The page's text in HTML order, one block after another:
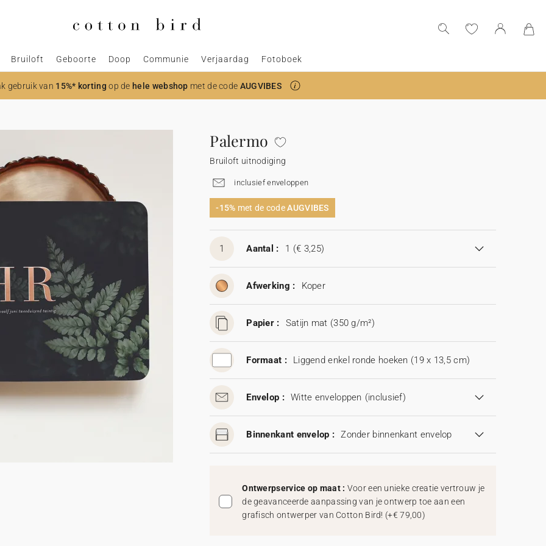
Bruiloft Geboorte Doop Communie Verjaardag Fotoboek
gebruik van 15%* kortingop dehele webshop met de code AUGVIBES
Palermo
Bruiloft uitnodiging
inclusief enveloppen
-15% met de codeAUGVIBES
1 Aantal : 1 (€ 3,25)
Afwerking : Koper
Papier : Satijn mat (350 g/m²)
Formaat : Liggend enkel ronde hoeken (19 x 13,5 cm)
Envelop : Witte enveloppen (inclusief)
Binnenkant envelop : Zonder binnenkant envelop
Ontwerpservice op maat : Voor een unieke creatie vertrouw je
de geavanceerde aanpassing van je ontwerp toe aan een
grafisch ontwerper van Cotton Bird! (+€ 79,00)